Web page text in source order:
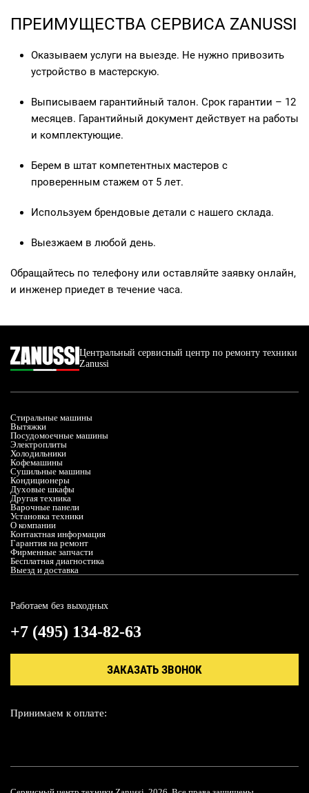
ПРЕИМУЩЕСТВА СЕРВИСА ZANUSSI
Оказываем услуги на выезде. Не нужно привозить
устройство в мастерскую.
Выписываем гарантийный талон. Срок гарантии – 12
месяцев. Гарантийный документ действует на работы
и комплектующие.
Берем в штат компетентных мастеров с
проверенным стажем от 5 лет.
Используем брендовые детали с нашего склада.
Выезжаем в любой день.
Обращайтесь по телефону или оставляйте заявку онлайн,
и инженер приедет в течение часа.
Центральный сервисный центр по ремонту техники
Zanussi
Стиральные машины
Вытяжки
Посудомоечные машины
Электроплиты
Холодильники
Кофемашины
Сушильные машины
Кондиционеры
Духовые шкафы
Другая техника
Варочные панели
Установка техники
О компании
Контактная информация
Гарантия на ремонт
Фирменные запчасти
Бесплатная диагностика
Выезд и доставка
Работаем без выходных
+7 (495) 134-82-63
ЗАКАЗАТЬ ЗВОНОК
Принимаем к оплате: